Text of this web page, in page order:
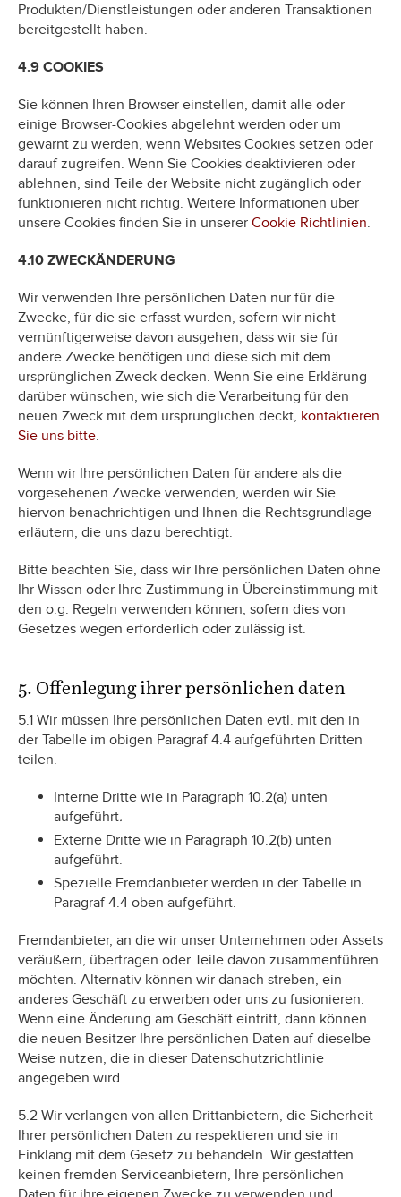
Produkten/Dienstleistungen oder anderen Transaktionen
bereitgestellt haben.
4.9 COOKIES
Sie können Ihren Browser einstellen, damit alle oder
einige Browser-Cookies abgelehnt werden oder um
gewarnt zu werden, wenn Websites Cookies setzen oder
darauf zugreifen. Wenn Sie Cookies deaktivieren oder
ablehnen, sind Teile der Website nicht zugänglich oder
funktionieren nicht richtig. Weitere Informationen über
unsere Cookies finden Sie in unserer Cookie Richtlinien.
4.10 ZWECKÄNDERUNG
Wir verwenden Ihre persönlichen Daten nur für die
Zwecke, für die sie erfasst wurden, sofern wir nicht
vernünftigerweise davon ausgehen, dass wir sie für
andere Zwecke benötigen und diese sich mit dem
ursprünglichen Zweck decken. Wenn Sie eine Erklärung
darüber wünschen, wie sich die Verarbeitung für den
neuen Zweck mit dem ursprünglichen deckt, kontaktieren
Sie uns bitte.
Wenn wir Ihre persönlichen Daten für andere als die
vorgesehenen Zwecke verwenden, werden wir Sie
hiervon benachrichtigen und Ihnen die Rechtsgrundlage
erläutern, die uns dazu berechtigt.
Bitte beachten Sie, dass wir Ihre persönlichen Daten ohne
Ihr Wissen oder Ihre Zustimmung in Übereinstimmung mit
den o.g. Regeln verwenden können, sofern dies von
Gesetzes wegen erforderlich oder zulässig ist.
5. Offenlegung ihrer persönlichen daten
5.1 Wir müssen Ihre persönlichen Daten evtl. mit den in
der Tabelle im obigen Paragraf 4.4 aufgeführten Dritten
teilen.
Interne Dritte wie in Paragraph 10.2(a) unten
aufgeführt.
Externe Dritte wie in Paragraph 10.2(b) unten
aufgeführt.
Spezielle Fremdanbieter werden in der Tabelle in
Paragraf 4.4 oben aufgeführt.
Fremdanbieter, an die wir unser Unternehmen oder Assets
veräußern, übertragen oder Teile davon zusammenführen
möchten. Alternativ können wir danach streben, ein
anderes Geschäft zu erwerben oder uns zu fusionieren.
Wenn eine Änderung am Geschäft eintritt, dann können
die neuen Besitzer Ihre persönlichen Daten auf dieselbe
Weise nutzen, die in dieser Datenschutzrichtlinie
angegeben wird.
5.2 Wir verlangen von allen Drittanbietern, die Sicherheit
Ihrer persönlichen Daten zu respektieren und sie in
Einklang mit dem Gesetz zu behandeln. Wir gestatten
keinen fremden Serviceanbietern, Ihre persönlichen